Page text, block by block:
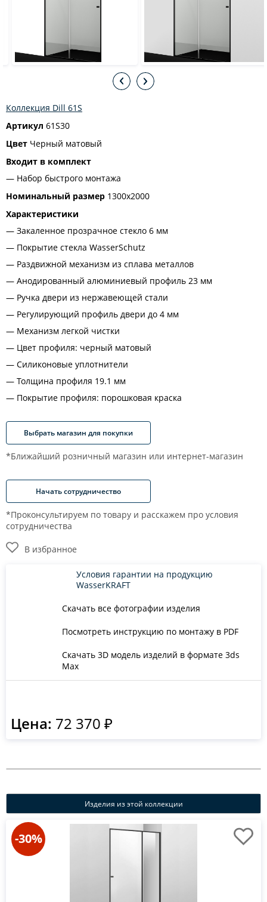
Коллекция Dill 61S
Артикул 61S30
Цвет Черный матовый
Входит в комплект
Набор быстрого монтажа
Номинальный размер 1300x2000
Характеристики
Закаленное прозрачное стекло 6 мм
Покрытие стекла WasserSchutz
Раздвижной механизм из сплава металлов
Анодированный алюминиевый профиль 23 мм
Ручка двери из нержавеющей стали
Регулирующий профиль двери до 4 мм
Механизм легкой чистки
Цвет профиля: черный матовый
Силиконовые уплотнители
Толщина профиля 19.1 мм
Покрытие профиля: порошковая краска
Выбрать магазин для покупки
*Ближайший розничный магазин или интернет-магазин
Начать сотрудничество
*Проконсультируем по товару и расскажем про условия
сотрудничества
В избранное
Скачать все фотографии изделия
Посмотреть инструкцию по монтажу в PDF
Скачать 3D модель изделий в формате 3ds
Max
Условия гарантии на продукцию
WasserKRAFT
Цена: 72 370 ₽
Изделия из этой коллекции
-30%